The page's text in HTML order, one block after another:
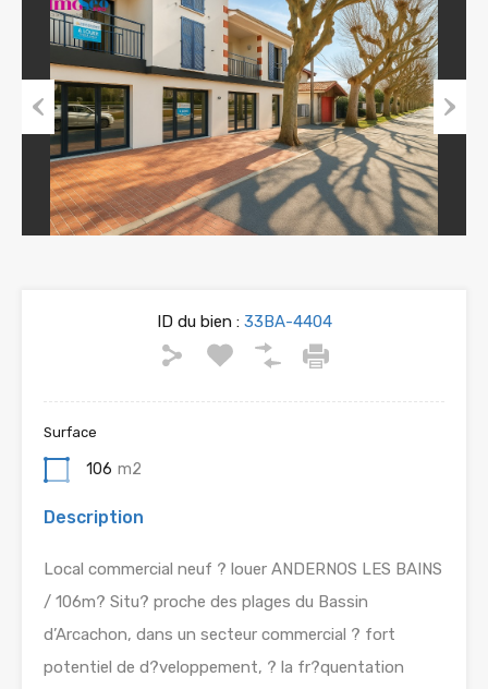
Previous Next
ID du bien :33BA-4404
Surface
106 m2
Description
Local commercial neuf ? louer ANDERNOS LES BAINS
/ 106m? Situ? proche des plages du Bassin
d’Arcachon, dans un secteur commercial ? fort
potentiel de d?veloppement, ? la fr?quentation